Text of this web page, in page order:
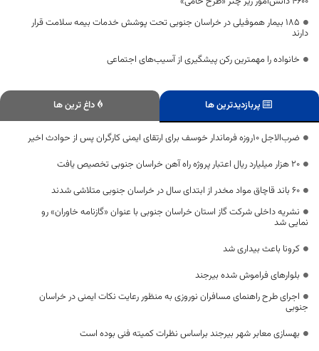
۱۸۵ بیمار هموفیلی در خراسان جنوبی تحت پوشش خدمات بیمه سلامت قرار
دارند
خانواده را مهمترین رکن پیشگیری از آسیب‌های اجتماعی
پربازدیدترین ها داغ ترین ها
ضرب‌الاجل 10روزه فرماندار خوسف برای ارتقای ایمنی کارگران پس از حوادث اخیر
۲۰ هزار میلیارد ریال اعتبار پروژه راه آهن خراسان جنوبی تخصیص یافت
۶۰ باند قاچاق مواد مخدر از ابتدای سال در خراسان جنوبی متلاشی شدند
نشریه داخلی شرکت گاز استان خراسان جنوبی با عنوان «گازنامه خاوران» رو
نمایی شد
کرونا باعث بیداری شد
بلوارهای فراموش شده بیرجند
اجرای طرح راهنمای مسافران نوروزی به منظور رعایت نکات ایمنی در خراسان
جنوبی
بهسازی معابر شهر بیرجند براساس نظرات کمیته فنی بوده است